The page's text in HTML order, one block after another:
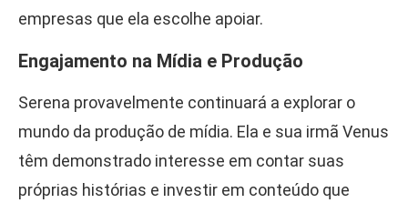
empresas que ela escolhe apoiar.
Engajamento na Mídia e Produção
Serena provavelmente continuará a explorar o
mundo da produção de mídia. Ela e sua irmã Venus
têm demonstrado interesse em contar suas
próprias histórias e investir em conteúdo que